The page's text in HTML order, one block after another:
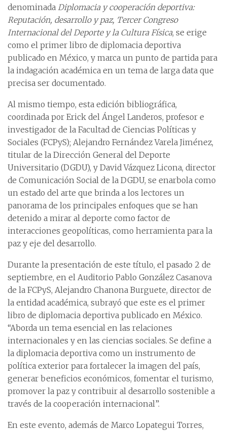
denominada Diplomacia y cooperación deportiva:
Reputación, desarrollo y paz, Tercer Congreso
Internacional del Deporte y la Cultura Física, se erige
como el primer libro de diplomacia deportiva
publicado en México, y marca un punto de partida para
la indagación académica en un tema de larga data que
precisa ser documentado.
Al mismo tiempo, esta edición bibliográfica,
coordinada por Erick del Ángel Landeros, profesor e
investigador de la Facultad de Ciencias Políticas y
Sociales (FCPyS); Alejandro Fernández Varela Jiménez,
titular de la Dirección General del Deporte
Universitario (DGDU), y David Vázquez Licona, director
de Comunicación Social de la DGDU, se enarbola como
un estado del arte que brinda a los lectores un
panorama de los principales enfoques que se han
detenido a mirar al deporte como factor de
interacciones geopolíticas, como herramienta para la
paz y eje del desarrollo.
Durante la presentación de este título, el pasado 2 de
septiembre, en el Auditorio Pablo González Casanova
de la FCPyS, Alejandro Chanona Burguete, director de
la entidad académica, subrayó que este es el primer
libro de diplomacia deportiva publicado en México.
“Aborda un tema esencial en las relaciones
internacionales y en las ciencias sociales. Se define a
la diplomacia deportiva como un instrumento de
política exterior para fortalecer la imagen del país,
generar beneficios económicos, fomentar el turismo,
promover la paz y contribuir al desarrollo sostenible a
través de la cooperación internacional”.
En este evento, además de Marco Lopategui Torres,